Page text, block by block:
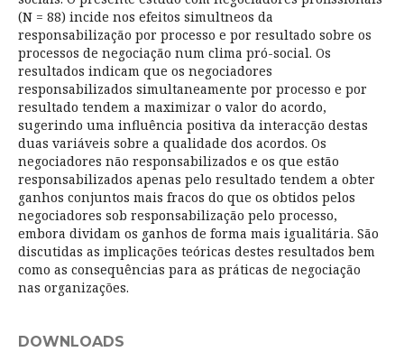
(N = 88) incide nos efeitos simultneos da
responsabilização por processo e por resultado sobre os
processos de negociação num clima pró-social. Os
resultados indicam que os negociadores
responsabilizados simultaneamente por processo e por
resultado tendem a maximizar o valor do acordo,
sugerindo uma influência positiva da interacção destas
duas variáveis sobre a qualidade dos acordos. Os
negociadores não responsabilizados e os que estão
responsabilizados apenas pelo resultado tendem a obter
ganhos conjuntos mais fracos do que os obtidos pelos
negociadores sob responsabilização pelo processo,
embora dividam os ganhos de forma mais igualitária. São
discutidas as implicações teóricas destes resultados bem
como as consequências para as práticas de negociação
nas organizações.
DOWNLOADS